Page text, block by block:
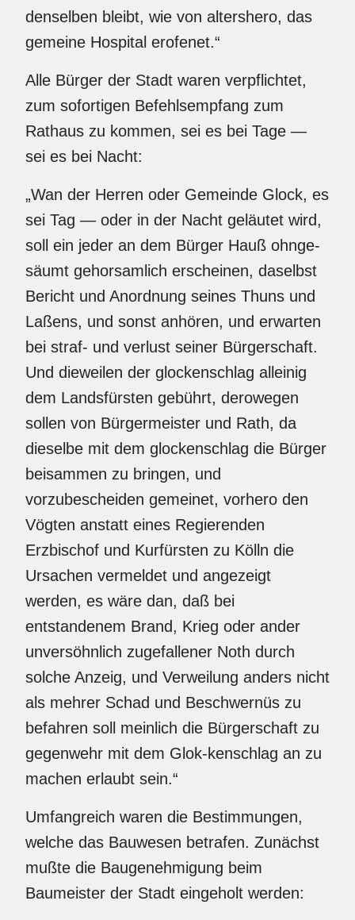
denselben bleibt, wie von altershero, das
gemeine Hospital erofenet.“
Alle Bürger der Stadt waren verpflichtet,
zum sofortigen Befehlsempfang zum
Rathaus zu kommen, sei es bei Tage —
sei es bei Nacht:
„Wan der Herren oder Gemeinde Glock, es
sei Tag — oder in der Nacht geläutet wird,
soll ein jeder an dem Bürger Hauß ohnge-
säumt gehorsamlich erscheinen, daselbst
Bericht und Anordnung seines Thuns und
Laßens, und sonst anhören, und erwarten
bei straf- und verlust seiner Bürgerschaft.
Und dieweilen der glockenschlag alleinig
dem Landsfürsten gebührt, derowegen
sollen von Bürgermeister und Rath, da
dieselbe mit dem glockenschlag die Bürger
beisammen zu bringen, und
vorzubescheiden gemeinet, vorhero den
Vögten anstatt eines Regierenden
Erzbischof und Kurfürsten zu Kölln die
Ursachen vermeldet und angezeigt
werden, es wäre dan, daß bei
entstandenem Brand, Krieg oder ander
unversöhnlich zugefallener Noth durch
solche Anzeig, und Verweilung anders nicht
als mehrer Schad und Beschwernüs zu
befahren soll meinlich die Bürgerschaft zu
gegenwehr mit dem Glok-kenschlag an zu
machen erlaubt sein.“
Umfangreich waren die Bestimmungen,
welche das Bauwesen betrafen. Zunächst
mußte die Baugenehmigung beim
Baumeister der Stadt eingeholt werden: